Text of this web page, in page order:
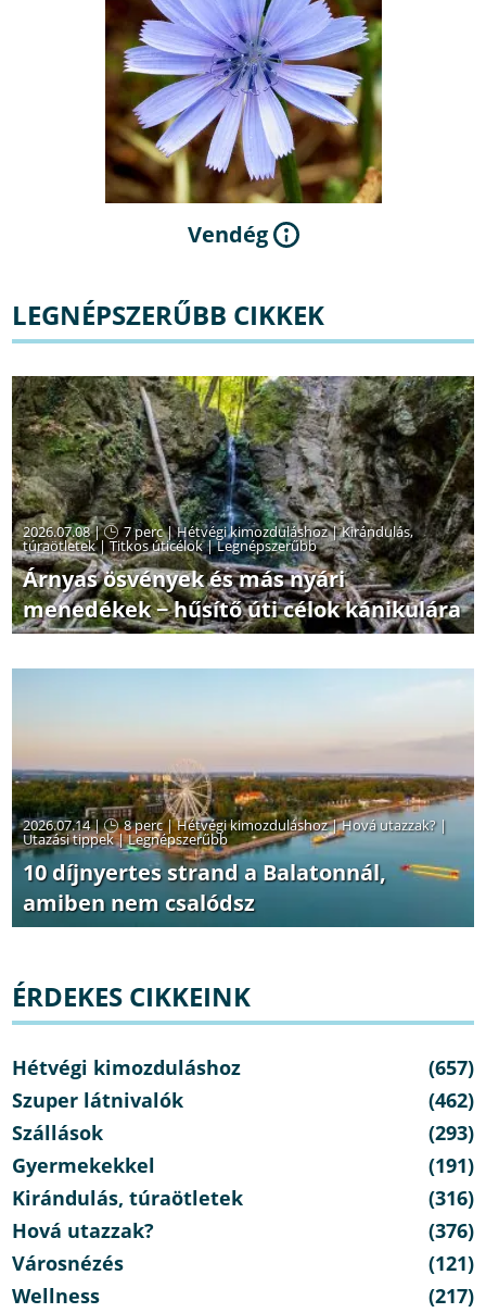
Vendég
LEGNÉPSZERŰBB CIKKEK
2026.07.08 | 7 perc|Hétvégi kimozduláshoz|Kirándulás,
túraötletek|Titkos úticélok|Legnépszerűbb
Árnyas ösvények és más nyári
menedékek − hűsítő úti célok kánikulára
2026.07.14 | 8 perc|Hétvégi kimozduláshoz|Hová utazzak? |
Utazási tippek|Legnépszerűbb
10 díjnyertes strand a Balatonnál,
amiben nem csalódsz
ÉRDEKES CIKKEINK
Hétvégi kimozduláshoz
(657)
Szuper látnivalók
(462)
Szállások
(293)
Gyermekekkel
(191)
Kirándulás, túraötletek
(316)
Hová utazzak?
(376)
Városnézés
(121)
Wellness
(217)